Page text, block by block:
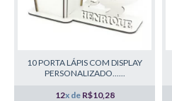
10 PORTA LÁPIS COM DISPLAY
PERSONALIZADO......
12x de R$10,28